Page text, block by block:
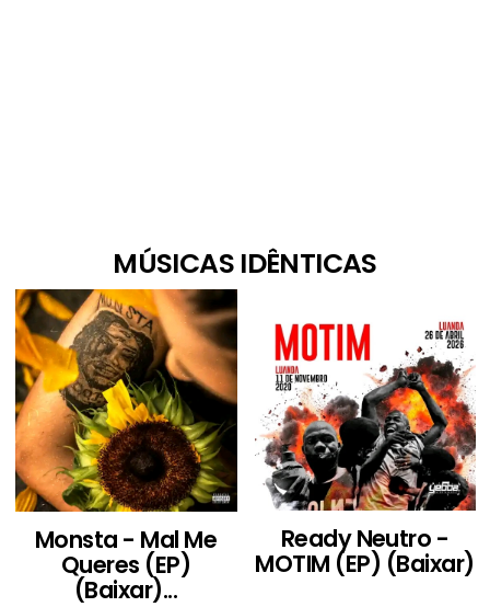
MÚSICAS IDÊNTICAS
Monsta - Mal Me
Queres (EP)
(Baixar)...
Ready Neutro -
MOTIM (EP) (Baixar)